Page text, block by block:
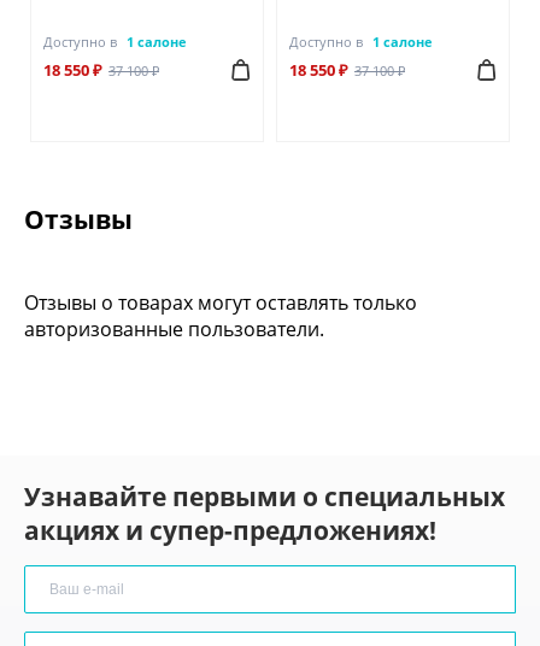
Доступно в 1 салоне
18 550 ₽ 37 100 ₽
Доступно в 1 салоне
18 550 ₽ 37 100 ₽
Отзывы
Отзывы о товарах могут оставлять только
авторизованные пользователи.
Узнавайте первыми о специальных
акциях и супер-предложениях!